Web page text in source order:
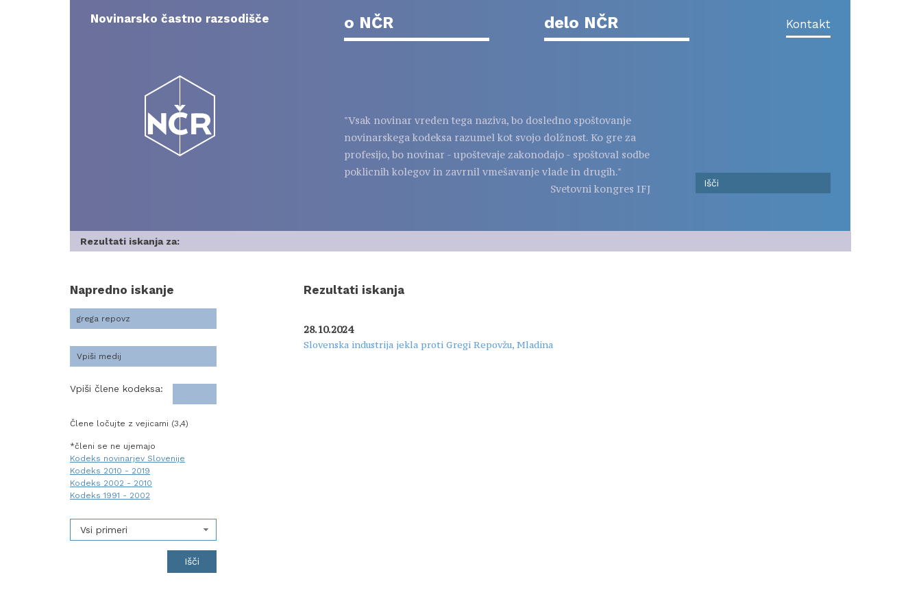
contentNovinarsko častno razsodišče o NČR delo NČR Kontakt
"Vsak novinar vreden tega naziva, bo dosledno spoštovanje
novinarskega kodeksa razumel kot svojo dolžnost. Ko gre za
profesijo, bo novinar - upoštevaje zakonodajo - spoštoval sodbe
poklicnih kolegov in zavrnil vmešavanje vlade in drugih."
Svetovni kongres IFJ
Rezultati iskanja za:
Napredno iskanje
Vpiši člene kodeksa:
Člene ločujte z vejicami (3,4)
*členi se ne ujemajo
Kodeks novinarjev Slovenije
Kodeks 2010 - 2019
Kodeks 2002 - 2010
Kodeks 1991 - 2002
Vsi primeri
Rezultati iskanja
28.10.2024
Slovenska industrija jekla proti Gregi Repovžu, Mladina